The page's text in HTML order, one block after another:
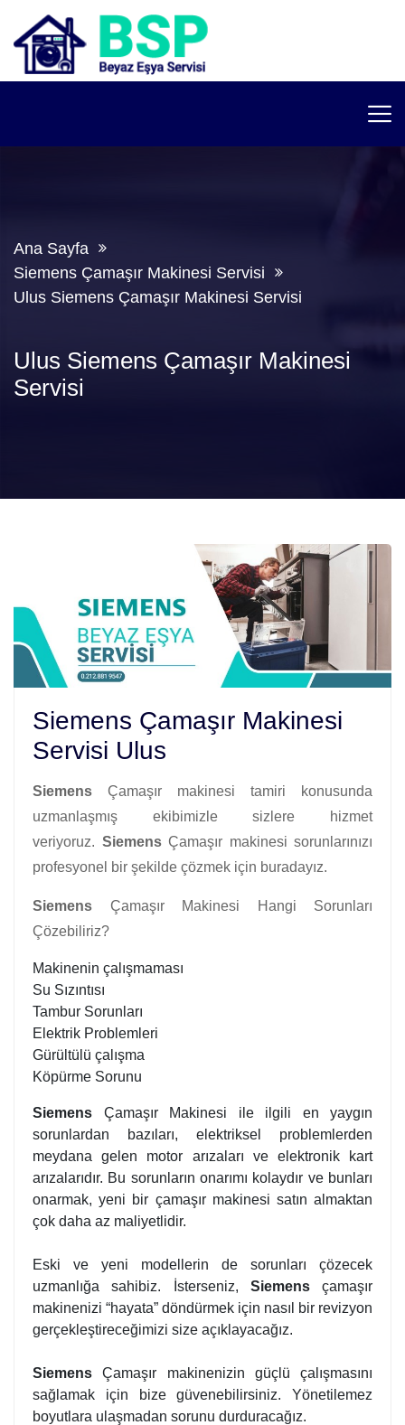
Ana Sayfa
Siemens Çamaşır Makinesi Servisi
Ulus Siemens Çamaşır Makinesi Servisi
Ulus Siemens Çamaşır Makinesi
Servisi
Siemens Çamaşır Makinesi
Servisi Ulus
Siemens Çamaşır makinesi tamiri konusunda
uzmanlaşmış ekibimizle sizlere hizmet
veriyoruz. Siemens Çamaşır makinesi sorunlarınızı
profesyonel bir şekilde çözmek için buradayız.
Siemens Çamaşır Makinesi Hangi Sorunları
Çözebiliriz?
Makinenin çalışmaması
Su Sızıntısı
Tambur Sorunları
Elektrik Problemleri
Gürültülü çalışma
Köpürme Sorunu
Siemens Çamaşır Makinesi ile ilgili en yaygın
sorunlardan bazıları, elektriksel problemlerden
meydana gelen motor arızaları ve elektronik kart
arızalarıdır. Bu sorunların onarımı kolaydır ve bunları
onarmak, yeni bir çamaşır makinesi satın almaktan
çok daha az maliyetlidir.
Eski ve yeni modellerin de sorunları çözecek
uzmanlığa sahibiz. İsterseniz, Siemensçamaşır
makinenizi “hayata” döndürmek için nasıl bir revizyon
gerçekleştireceğimizi size açıklayacağız.
SiemensÇamaşır makinenizin güçlü çalışmasını
sağlamak için bize güvenebilirsiniz. Yönetilemez
boyutlara ulaşmadan sorunu durduracağız.